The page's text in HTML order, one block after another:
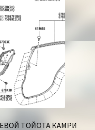
ТОЙОТА КАМРИ